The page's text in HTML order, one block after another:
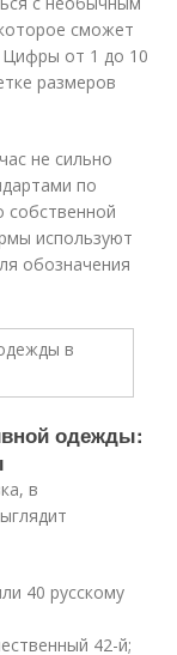
сможет
Цифры от 1 до 10
размеров
не сильно
по
собственной
используют
обозначения
одежды:
в
40 русскому
42-й;